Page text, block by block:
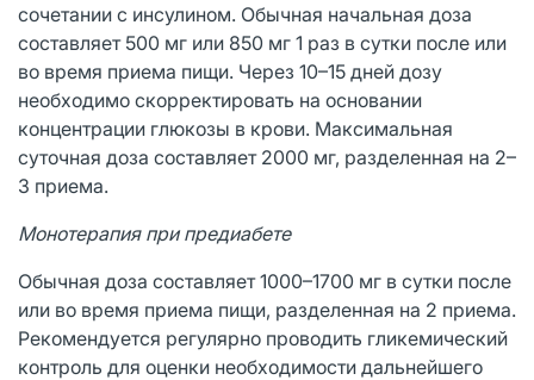
сочетании с инсулином. Обычная начальная доза
составляет 500 мг или 850 мг 1 раз в сутки после или
во время приема пищи. Через 10–15 дней дозу
необходимо скорректировать на основании
концентрации глюкозы в крови. Максимальная
суточная доза составляет 2000 мг, разделенная на 2–
3 приема.
Монотерапия при предиабете
Обычная доза составляет 1000–1700 мг в сутки после
или во время приема пищи, разделенная на 2 приема.
Рекомендуется регулярно проводить гликемический
контроль для оценки необходимости дальнейшего